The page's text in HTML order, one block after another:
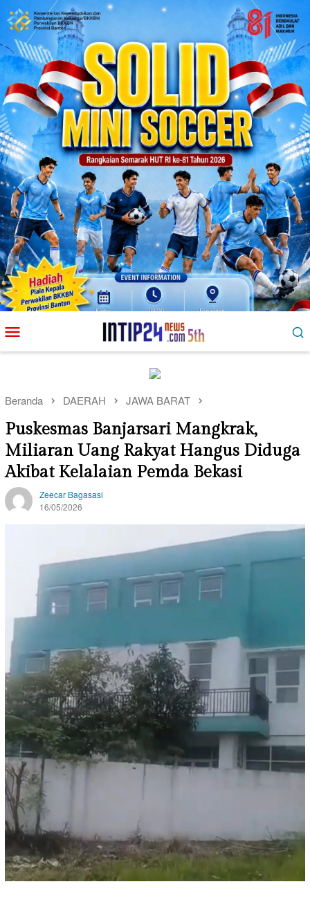
ke
kontenMobile
Beranda DAERAH JAWA BARAT
Puskesmas Banjarsari Mangkrak,
Miliaran Uang Rakyat Hangus Diduga
Akibat Kelalaian Pemda Bekasi
Zeecar Bagasasi
16/05/2026